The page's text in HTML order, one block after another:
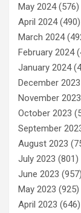
May 2024(576)
April 2024(490)
March 2024
February 2024
January 2024
December 2023
November 2023
October 2023
September
August 2023
July 2023 (801)
June 2023 (957)
May 2023 (925)
April 2023 (646)